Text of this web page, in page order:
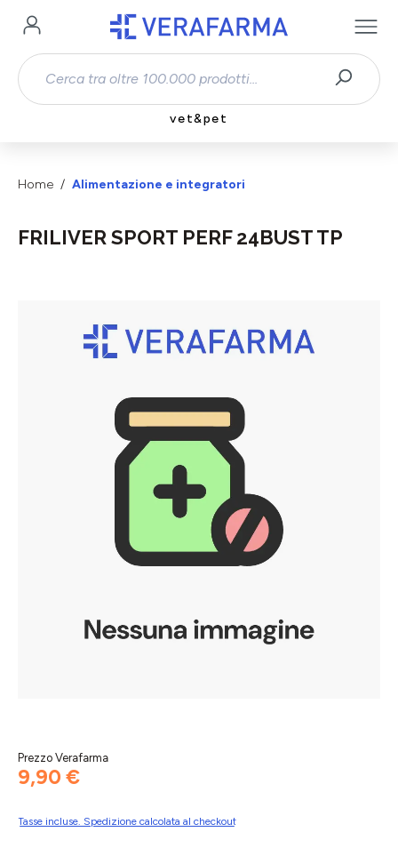
Passa al contenuto principale
vet&pet
Home Alimentazione e integratori
FRILIVER SPORT PERF 24BUST TP
Prezzo Verafarma
9,90 €
Tasse incluse. Spedizione calcolata al checkout